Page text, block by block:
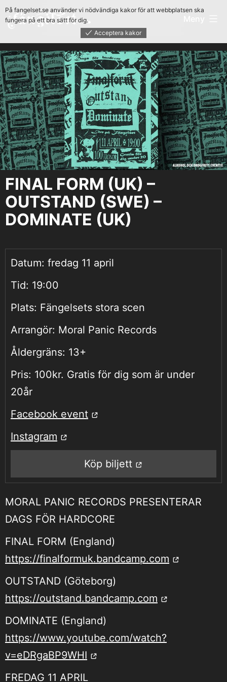
Hoppa
till
innehåll
Fängelset
FINAL FORM (UK) –
OUTSTAND (SWE) –
DOMINATE (UK)
Datum: fredag 11 april
Tid: 19:00
Plats: Fängelsets stora scen
Arrangör: Moral Panic Records
Åldergräns: 13+
Pris: 100kr. Gratis för dig som är under
20år
Facebook event
Instagram
Köp biljett
MORAL PANIC RECORDS PRESENTERAR
DAGS FÖR HARDCORE
FINAL FORM (England)
https://finalformuk.bandcamp.com
OUTSTAND (Göteborg)
https://outstand.bandcamp.com
DOMINATE (England)
https://www.youtube.com/watch?
v=eDRgaBP9WHI
FREDAG 11 APRIL
På fangelset.se använder vi nödvändiga kakor för att webbplatsen ska
fungera på ett bra sätt för dig.
Acceptera kakor